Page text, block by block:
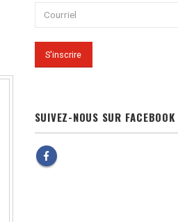
SUIVEZ-NOUS SUR FACEBOOK